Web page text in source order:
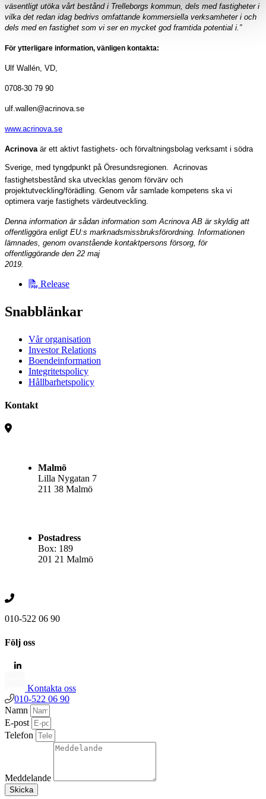
väsentligt utöka vårt bestånd i Trelleborgs kommun, dels med fastigheter i
vilka det redan idag bedrivs omfattande kommersiella verksamheter i och
dels med en fastighet som vi ser en mycket god framtida potential i.”
För ytterligare information, vänligen kontakta:
Ulf Wallén, VD,
0708-30 79 90
ulf.wallen@acrinova.se
www.acrinova.se
Acrinova är ett aktivt fastighets- och förvaltningsbolag verksamt i södra
Sverige, med tyngdpunkt på Öresundsregionen.
Acrinovas
fastighetsbestånd ska utvecklas genom förvärv och
projektutveckling/förädling. Genom vår samlade kompetens ska vi
optimera varje fastighets värdeutveckling.
Denna information är sådan information som Acrinova AB är skyldig att
offentliggöra enligt EU:s marknadsmissbruksförordning. Informationen
lämnades, genom ovanstående kontaktpersons försorg, för
offentliggörande den 22 maj
2019.
Release
Snabblänkar
Vår organisation
Investor Relations
Boendeinformation
Integritetspolicy
Hållbarhetspolicy
Kontakt
Malmö
Lilla Nygatan 7
211 38 Malmö
Postadress
Box: 189
201 21 Malmö
010-522 06 90
Följ oss
Kontakta oss
010-522 06 90
Namn
E-post
Telefon
Meddelande
Skicka